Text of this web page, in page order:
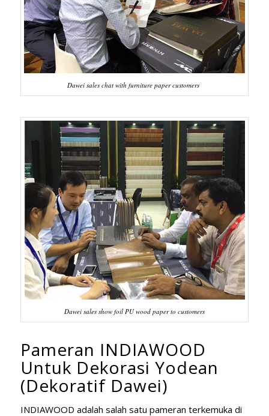
Dawei sales chat with furniture paper customers
Dawei sales show foil PU wood paper to customers
Pameran INDIAWOOD
Untuk Dekorasi Yodean
(Dekoratif Dawei)
INDIAWOOD adalah salah satu pameran terkemuka di